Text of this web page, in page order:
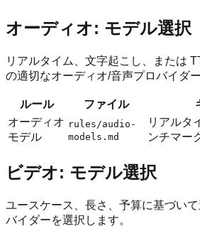
オーディオ: モデル選択
リアルタイム、文字起こし、または
の適切なオーディオ/音声プロバイダ
ルール ファイル
オーディオ
モデル
rules/audio-
models.md
リアルタ
ンチマー
ビデオ: モデル選択
ユースケース、長さ、予算に基づい
バイダーを選択します。